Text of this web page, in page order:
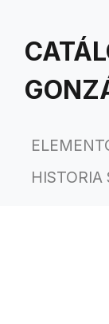
contenido
HISTORIA